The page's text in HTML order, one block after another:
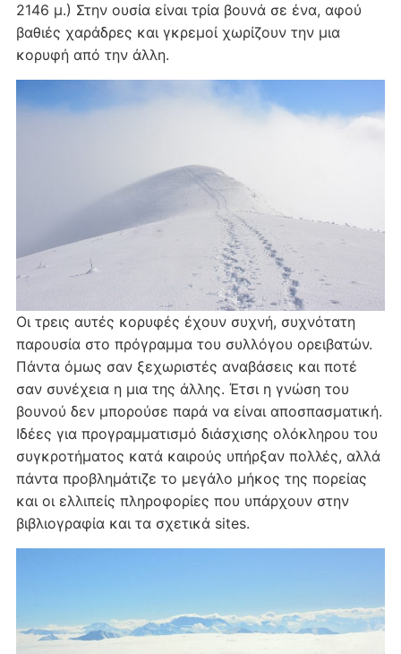
2146 μ.) Στην ουσία είναι τρία βουνά σε ένα, αφού
βαθιές χαράδρες και γκρεμοί χωρίζουν την μια
κορυφή από την άλλη.
Οι τρεις αυτές κορυφές έχουν συχνή, συχνότατη
παρουσία στο πρόγραμμα του συλλόγου ορειβατών.
Πάντα όμως σαν ξεχωριστές αναβάσεις και ποτέ
σαν συνέχεια η μια της άλλης. Έτσι η γνώση του
βουνού δεν μπορούσε παρά να είναι αποσπασματική.
Ιδέες για προγραμματισμό διάσχισης ολόκληρου του
συγκροτήματος κατά καιρούς υπήρξαν πολλές, αλλά
πάντα προβλημάτιζε το μεγάλο μήκος της πορείας
και οι ελλιπείς πληροφορίες που υπάρχουν στην
βιβλιογραφία και τα σχετικά sites.